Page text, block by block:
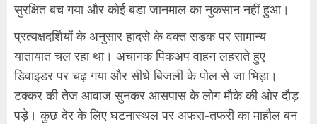
सुरक्षित बच गया और कोई बड़ा जानमाल का नुकसान नहीं हुआ।
प्रत्यक्षदर्शियों के अनुसार हादसे के वक्त सड़क पर सामान्य
यातायात चल रहा था। अचानक पिकअप वाहन लहराते हुए
डिवाइडर पर चढ़ गया और सीधे बिजली के पोल से जा भिड़ा।
टक्कर की तेज आवाज सुनकर आसपास के लोग मौके की ओर दौड़
पड़े। कुछ देर के लिए घटनास्थल पर अफरा-तफरी का माहौल बन